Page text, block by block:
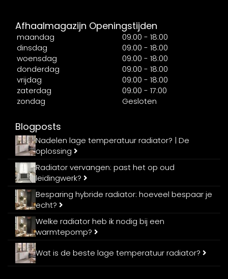
Afhaalmagazijn Openingstijden
maandag
09:00 - 18:00
dinsdag
09:00 - 18:00
woensdag
09:00 - 18:00
donderdag
09:00 - 18:00
vrijdag
09:00 - 18:00
zaterdag
09:00 - 17:00
zondag
Gesloten
Blogposts
Nadelen lage temperatuur radiator? | De
oplossing
Radiator vervangen: past het op oud
leidingwerk?
Besparing hybride radiator: hoeveel bespaar je
echt?
Welke radiator heb ik nodig bij een
warmtepomp?
Wat is de beste lage temperatuur radiator?